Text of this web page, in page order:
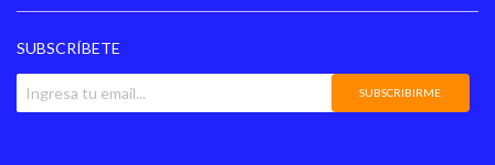
SUBSCRÍBETE
SUBSCRIBIRME